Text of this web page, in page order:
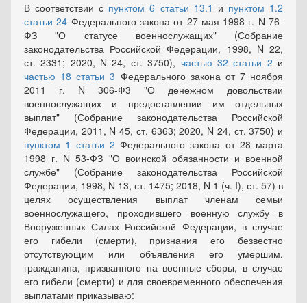
В соответствии с пунктом 6 статьи 13.1 и пунктом 1.2
статьи 24 Федерального закона от 27 мая 1998 г. N 76-
ФЗ "О статусе военнослужащих" (Собрание
законодательства Российской Федерации, 1998, N 22,
ст. 2331; 2020, N 24, ст. 3750), частью 32 статьи 2 и
частью 18 статьи 3 Федерального закона от 7 ноября
2011 г. N 306-Ф3 "О денежном довольствии
военнослужащих и предоставлении им отдельных
выплат" (Собрание законодательства Российской
Федерации, 2011, N 45, ст. 6363; 2020, N 24, ст. 3750) и
пунктом 1 статьи 2 Федерального закона от 28 марта
1998 г. N 53-ФЗ "О воинской обязанности и военной
службе" (Собрание законодательства Российской
Федерации, 1998, N 13, ст. 1475; 2018, N 1 (ч. I), ст. 57) в
целях осуществления выплат членам семьи
военнослужащего, проходившего военную службу в
Вооруженных Силах Российской Федерации, в случае
его гибели (смерти), признания его безвестно
отсутствующим или объявления его умершим,
гражданина, призванного на военные сборы, в случае
его гибели (смерти) и для своевременного обеспечения
выплатами приказываю: